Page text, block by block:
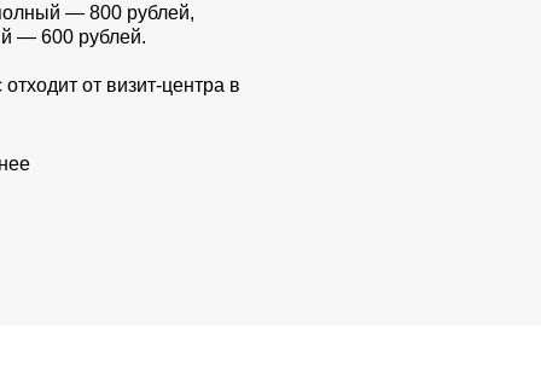
— 800 рублей,
— 600 рублей.
от визит-центра в